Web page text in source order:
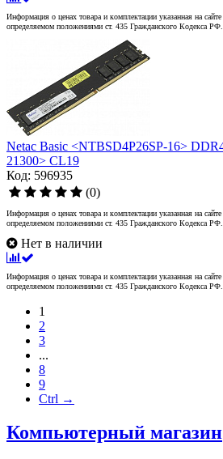
Информация о ценах товара и комплектации указанная на
определяемом положениями ст. 435 Гражданского Кодекса РФ.
Netac Basic <NTBSD4P26SP-16>
21300> CL19
Код: 596935
(0)
Информация о ценах товара и комплектации указанная на
определяемом положениями ст. 435 Гражданского Кодекса РФ.
Нет в наличии
Информация о ценах товара и комплектации указанная на
определяемом положениями ст. 435 Гражданского Кодекса РФ.
1
2
3
...
8
9
Ctrl →
Компьютерный магазин